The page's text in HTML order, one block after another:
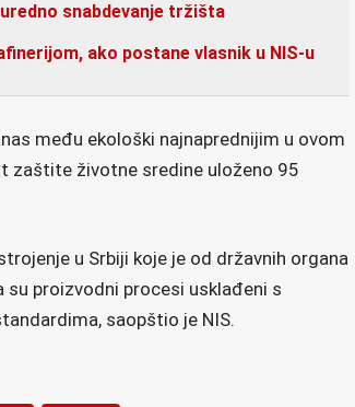
snabdevanje tržišta
ako postane vlasnik u NIS-u
među ekološki najnaprednijim u ovom
zaštite životne sredine uloženo 95
u Srbiji koje je od državnih organa
proizvodni procesi usklađeni s
saopštio je NIS.